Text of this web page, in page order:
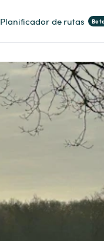
Planificador de rutas